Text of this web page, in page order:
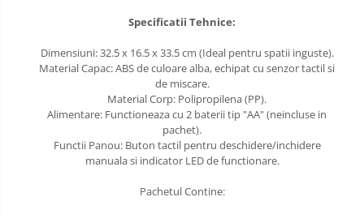
Specificatii Tehnice:
Dimensiuni: 32.5 x 16.5 x 33.5 cm (Ideal pentru spatii inguste).
Material Capac: ABS de culoare alba, echipat cu senzor tactil si
de miscare.
Material Corp: Polipropilena (PP).
Alimentare: Functioneaza cu 2 baterii tip "AA" (neincluse in
pachet).
Functii Panou: Buton tactil pentru deschidere/inchidere
manuala si indicator LED de functionare.
Pachetul Contine: